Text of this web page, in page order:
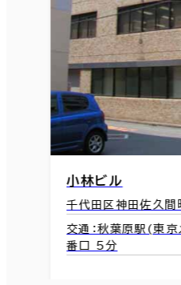
小林ビル
千代田区神田佐久
交通：秋葉原駅(東
番口 5分